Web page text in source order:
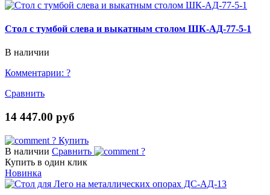
Стол с тумбой слева и выкатным столом ШК-АД-77-5-1
В наличии
Комментарии: ?
Сравнить
14 447.00 руб
? Купить
В наличии Сравнить
?
Купить в один клик
Новинка